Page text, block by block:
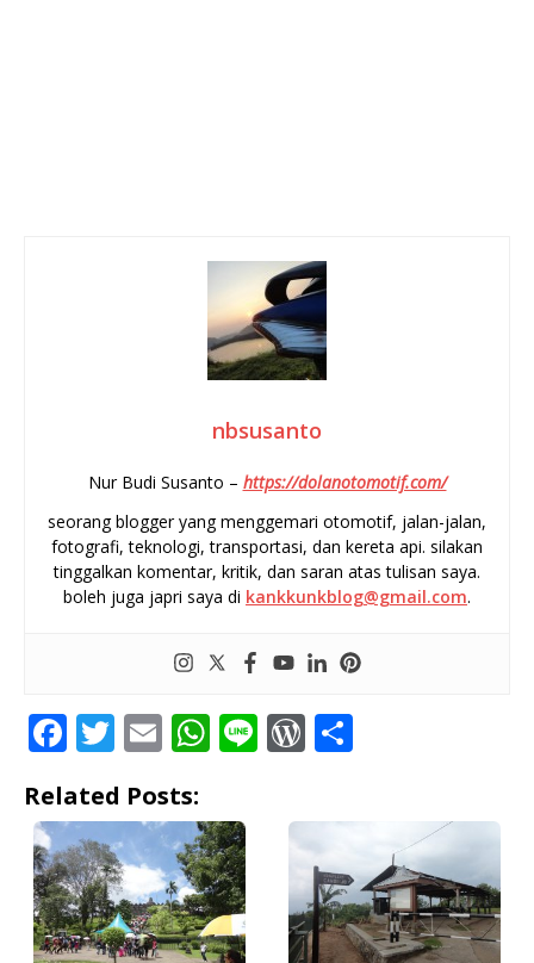
nbsusanto
Nur Budi Susanto – https://dolanotomotif.com/
seorang blogger yang menggemari otomotif, jalan-jalan,
fotografi, teknologi, transportasi, dan kereta api. silakan
tinggalkan komentar, kritik, dan saran atas tulisan saya.
boleh juga japri saya di kankkunkblog@gmail.com.
F
c
e
b
o
T
it
te
r
E
ai
l
W
at
s
A
p
Li W
r
d
P
r
ar
Related Posts: